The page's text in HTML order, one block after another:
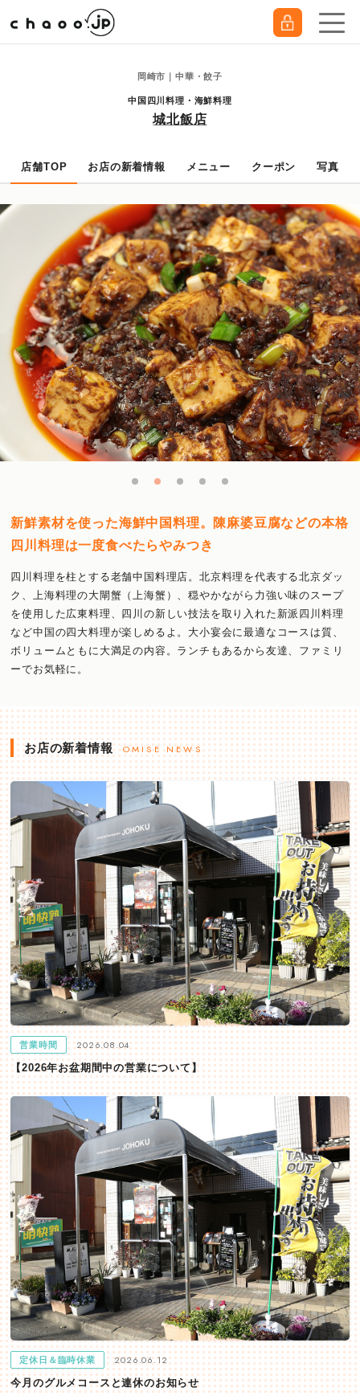
岡崎市｜中華・餃子
中国四川料理・海鮮料理
城北飯店
店舗TOP お店の新着情報 メニュー クーポン 写真
新鮮素材を使った海鮮中国料理。陳麻婆豆腐などの本格
四川料理は一度食べたらやみつき
四川料理を柱とする老舗中国料理店。北京料理を代表する北京ダッ
ク、上海料理の大閘蟹（上海蟹）、穏やかながら力強い味のスープ
を使用した広東料理、四川の新しい技法を取り入れた新派四川料理
など中国の四大料理が楽しめるよ。大小宴会に最適なコースは質、
ボリュームともに大満足の内容。ランチもあるから友達、ファミリ
ーでお気軽に。
お店の新着情報 OMISE NEWS
営業時間 2026.08.04
【2026年お盆期間中の営業について】
定休日＆臨時休業 2026.06.12
今月のグルメコースと連休のお知らせ